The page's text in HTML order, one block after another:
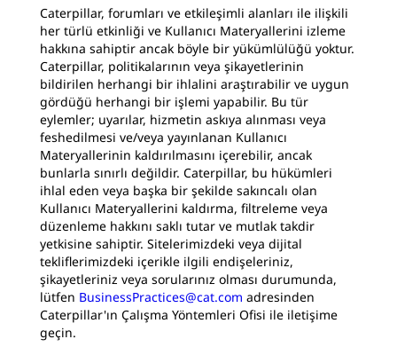
Caterpillar, forumları ve etkileşimli alanları ile ilişkili
her türlü etkinliği ve Kullanıcı Materyallerini izleme
hakkına sahiptir ancak böyle bir yükümlülüğü yoktur.
Caterpillar, politikalarının veya şikayetlerinin
bildirilen herhangi bir ihlalini araştırabilir ve uygun
gördüğü herhangi bir işlemi yapabilir. Bu tür
eylemler; uyarılar, hizmetin askıya alınması veya
feshedilmesi ve/veya yayınlanan Kullanıcı
Materyallerinin kaldırılmasını içerebilir, ancak
bunlarla sınırlı değildir. Caterpillar, bu hükümleri
ihlal eden veya başka bir şekilde sakıncalı olan
Kullanıcı Materyallerini kaldırma, filtreleme veya
düzenleme hakkını saklı tutar ve mutlak takdir
yetkisine sahiptir. Sitelerimizdeki veya dijital
tekliflerimizdeki içerikle ilgili endişeleriniz,
şikayetleriniz veya sorularınız olması durumunda,
lütfen BusinessPractices@cat.com adresinden
Caterpillar'ın Çalışma Yöntemleri Ofisi ile iletişime
geçin.